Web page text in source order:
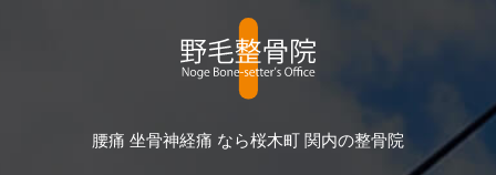
腰痛 坐骨神経痛 なら桜木町 関内の整骨院